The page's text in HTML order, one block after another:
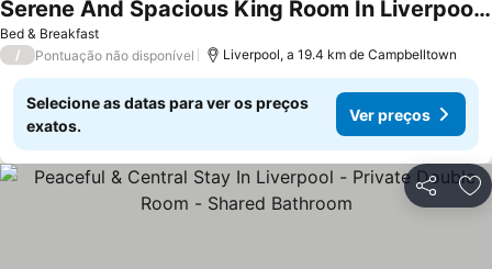
Bed & Breakfast
Serene And Spacious King Room In Liverpool - Quiet Yet Central - Shared Bathroom
/ Pontuação não disponível Liverpool, a 19.4 km de Campbelltown
Selecione as datas para ver os preços
exatos.
Ver preços
Partilhar